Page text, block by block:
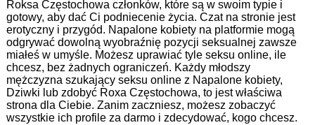
Roksa Częstochowa członków, które są w swoim typie i
gotowy, aby dać Ci podniecenie życia. Czat na stronie jest
erotyczny i przygód. Napalone kobiety na platformie mogą
odgrywać dowolną wyobraźnię pozycji seksualnej zawsze
miałeś w umyśle. Możesz uprawiać tyle seksu online, ile
chcesz, bez żadnych ograniczeń. Każdy młodszy
mężczyzna szukający seksu online z Napalone kobiety,
Dziwki lub zdobyć Roxa Częstochowa, to jest właściwa
strona dla Ciebie. Zanim zaczniesz, możesz zobaczyć
wszystkie ich profile za darmo i zdecydować, kogo chcesz.